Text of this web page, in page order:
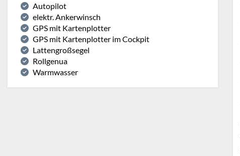
Autopilot
elektr. Ankerwinsch
GPS mit Kartenplotter
GPS mit Kartenplotter im Cockpit
Lattengroßsegel
Rollgenua
Warmwasser